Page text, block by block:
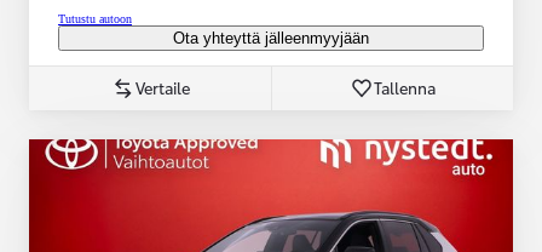
Tutustu autoon
Ota yhteyttä jälleenmyyjään
Vertaile Tallenna